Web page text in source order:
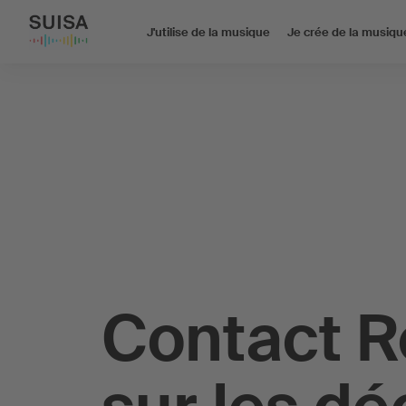
J'utilise de la musique Je crée de la
Contact